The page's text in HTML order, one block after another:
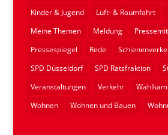
Kinder & Jugend
Luft- & Raumfahrt
Meine Themen
Meldung
Pressespiegel
Rede
SPD Düsseldorf
SPD Ratsfraktion
Veranstaltungen
Verkehr
Wohnen
Wohnen und Bauen